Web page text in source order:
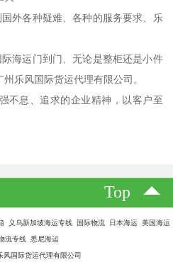
外各种疑难、各种的服务要求、乐
海运门到门、无论是整柜还是小件
乐风国际货运代理有限公司。
不息、追求的企业精神，以客户至
Top
义乌新加坡海运专线 国际物流 日本海运 美国海运
流专线 悉尼海运
风国际货运代理有限公司